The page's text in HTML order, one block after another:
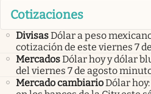
Cotizaciones
DivisasDólar a peso
cotización de este viernes 7
MercadosDólar hoy y dólar
del viernes 7 de agosto
Mercado cambiarioDólar